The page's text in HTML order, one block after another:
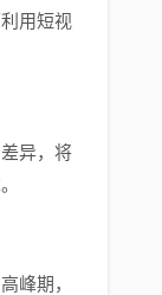
用短视
异，将
峰期，